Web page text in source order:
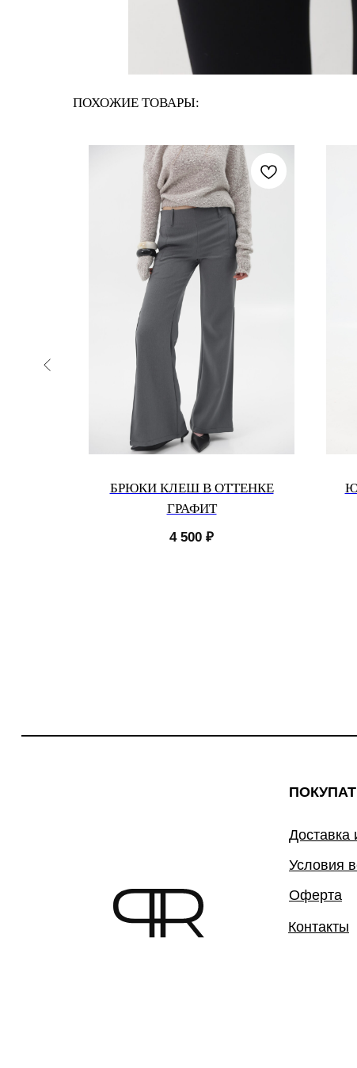
ПОХОЖИЕ ТОВАРЫ:
БРЮКИ КЛЕШ В ОТТЕНКЕ
ГРАФИТ
4 500 ₽
Доставка
Условия
Оферта
Контакты